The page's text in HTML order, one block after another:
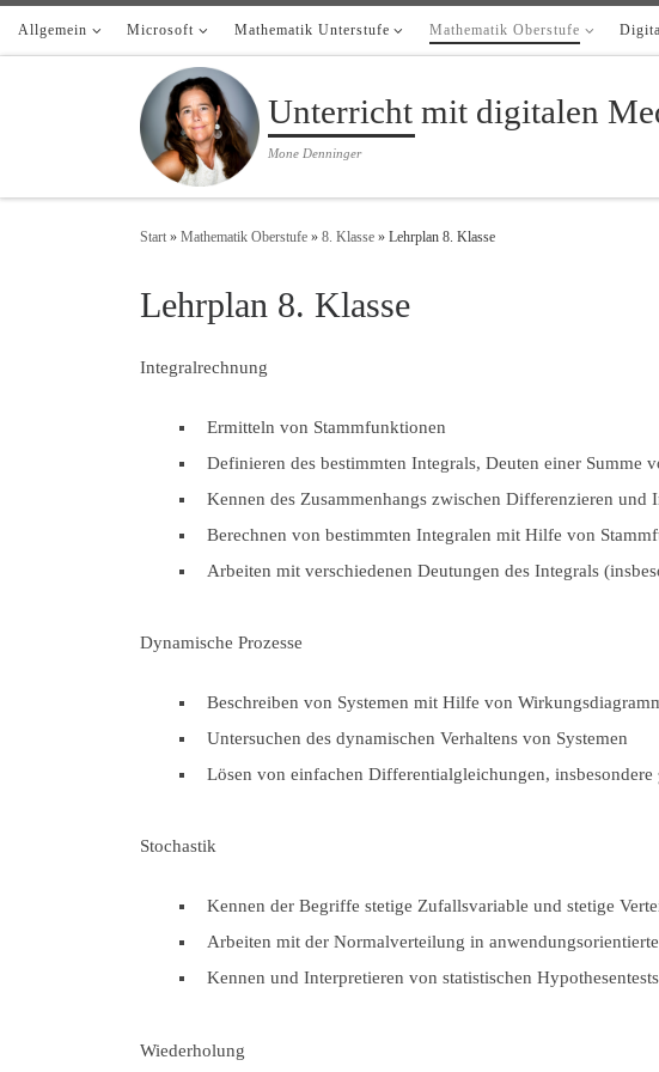
Zum Inhalt springen
Allgemein Microsoft Mathematik Unterstufe Mathematik Oberstufe
Unterricht mit digitalen
Mone Denninger
Start » Mathematik Oberstufe » 8. Klasse » Lehrplan 8. Klasse
Lehrplan 8. Klasse
Integralrechnung
Ermitteln von Stammfunktionen
Definieren des bestimmten Integrals, Deuten einer Summe
Kennen des Zusammenhangs zwischen Differenzieren
Berechnen von bestimmten Integralen mit Hilfe von
Arbeiten mit verschiedenen Deutungen des Integrals
Dynamische Prozesse
Beschreiben von Systemen mit Hilfe von
Untersuchen des dynamischen Verhaltens von Systemen
Lösen von einfachen Differentialgleichungen, insbesondere
Stochastik
Kennen der Begriffe stetige Zufallsvariable und stetige
Arbeiten mit der Normalverteilung in
Kennen und Interpretieren von statistischen
Wiederholung